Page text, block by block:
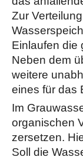
Zur
Einlaufen die
Neben dem
weitere
eines für das
Im
organischen
zersetzen.
Soll die